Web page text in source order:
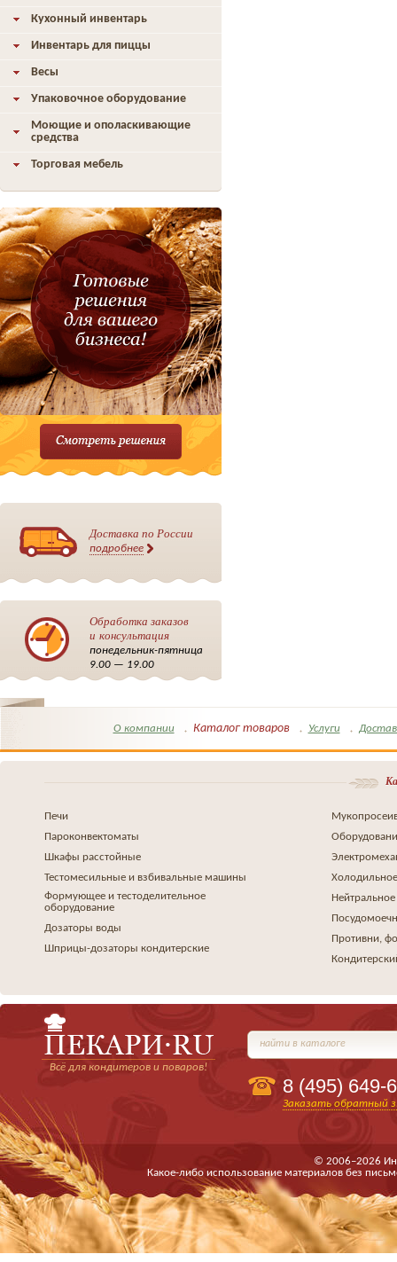
Кухонный инвентарь
Инвентарь для пиццы
Весы
Упаковочное оборудование
Моющие и ополаскивающие
средства
Торговая мебель
Доставка по России
подробнее
Обработка заказов
и консультация
понедельник-пятница
9.00 — 19.00
О компании Каталог товаров Услуги
Печи
Пароконвектоматы
Шкафы расстойные
Тестомесильные и взбивальные машины
Формующее и тестоделительное
оборудование
Дозаторы воды
Шприцы-дозаторы кондитерские
Противни,
Всё для кондитеров и поваров!
найти в каталоге
8 (495) 649-
Заказать обратный
© 2006–2026
Какое-либо использование материалов без